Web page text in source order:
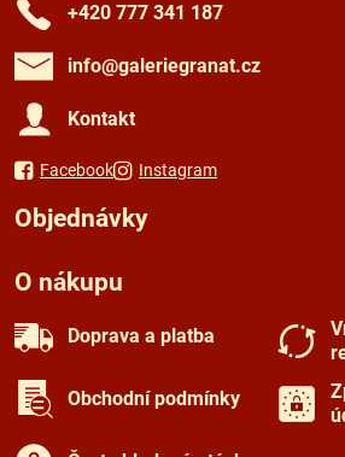
+420 777 341 187
info​@galeriegranat​.cz
Kontakt
Facebook Instagram
Objednávky
O nákupu
Doprava a platba
Obchodní podmínky